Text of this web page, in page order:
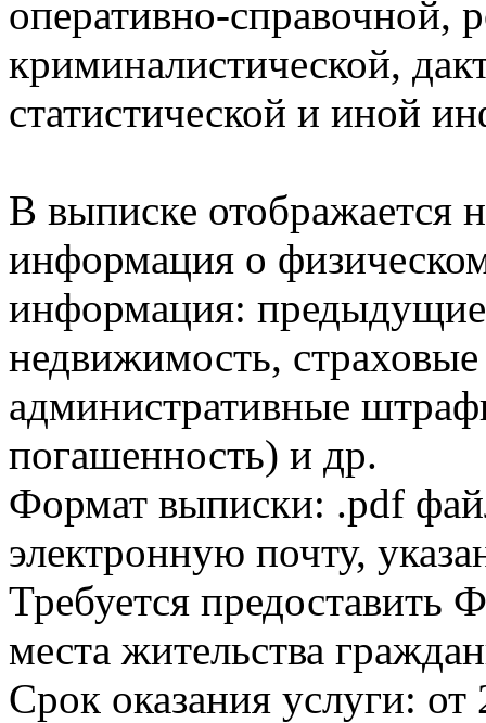
оперативно-справочной,
криминалистической,
статистической и иной
В выписке отображается
информация о
информация:
недвижимость,
административные
погашенность) и др.
Формат выписки: .pdf
электронную почту,
Требуется
места жительства
Срок оказания услуги: от